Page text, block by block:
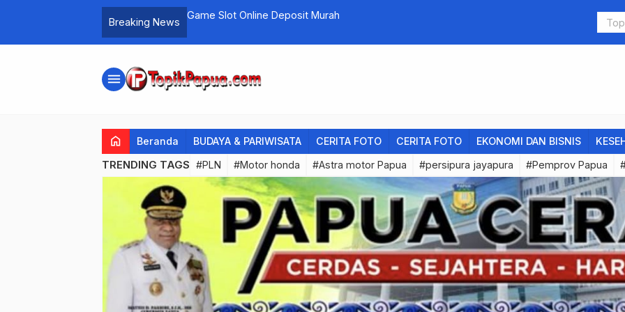
Breaking News
Game Slot Online Deposit Murah Tomas
menu
home Beranda BUDAYA & PARIWISATA CERITA FOTO CERITA FOTO EKONOMI DAN BISNIS
TRENDING TAGS #PLN #Motor honda #Astra motor Papua #persipura jayapura #Pemprov Papua